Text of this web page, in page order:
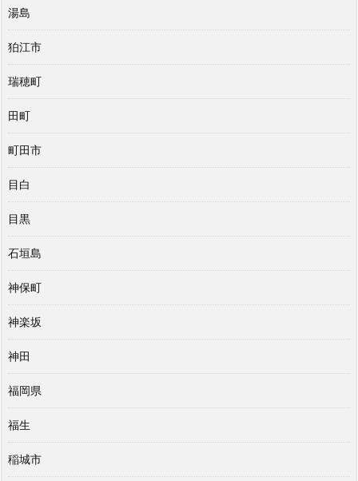
湯島
狛江市
瑞穂町
田町
町田市
目白
目黒
石垣島
神保町
神楽坂
神田
福岡県
福生
稲城市